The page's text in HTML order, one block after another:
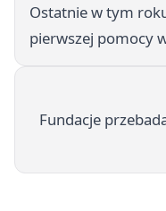
Ostatnie w tym
pierwszej pomocy
Fundacje